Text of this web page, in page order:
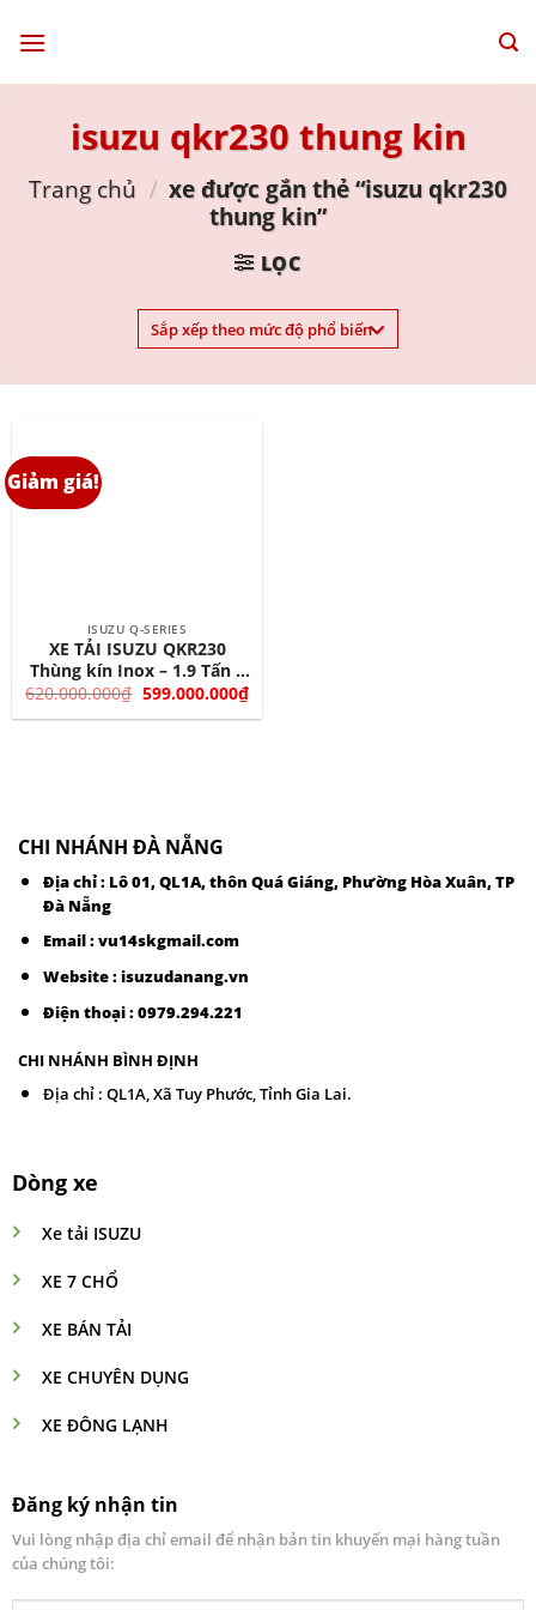
isuzu qkr230 thung kin
Trang chủ / xe được gắn thẻ “isuzu qkr230
thung kin”
LỌC
Giảm giá!
ISUZU Q-SERIES
XE TẢI ISUZU QKR230
Thùng kín Inox – 1.9 Tấn –
2.280 Tấn
620.000.000₫ Giá
là:
599.000.000₫Giá
hiện
tại
CHI NHÁNH ĐÀ NẴNG
Địa chỉ : Lô 01, QL1A, thôn Quá Giáng, Phường Hòa Xuân, TP
Đà Nẵng
Email :vu14skgmail.com
Website : isuzudanang.vn
Điện thoại :0979.294.221
CHI NHÁNH BÌNH ĐỊNH
Địa chỉ : QL1A, Xã Tuy Phước, Tỉnh Gia Lai.
Dòng xe
Xe tải ISUZU
XE 7 CHỔ
XE BÁN TẢI
XE CHUYÊN DỤNG
XE ĐÔNG LẠNH
Đăng ký nhận tin
Vui lòng nhập địa chỉ email để nhận bản tin khuyến mại hàng tuần
của chúng tôi: